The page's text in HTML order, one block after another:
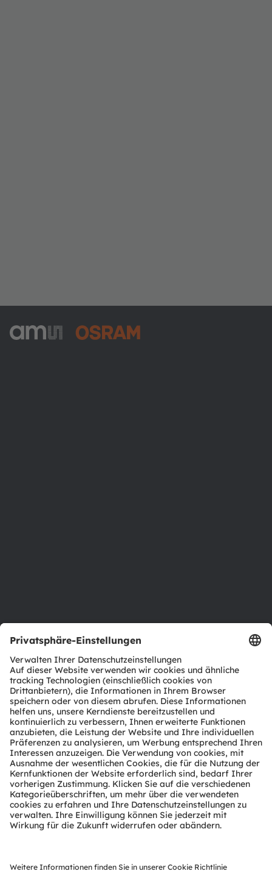
Produkt Selektor
Download Center
Tools
Kundenanfragen
Technischer Support
Partner Netzwerk
Whistleblowing
© 2026 ams-OSRAM AG. All rights reserved.
Datenschutzerklärung Nutzungsbedingungen
Terms of Trade